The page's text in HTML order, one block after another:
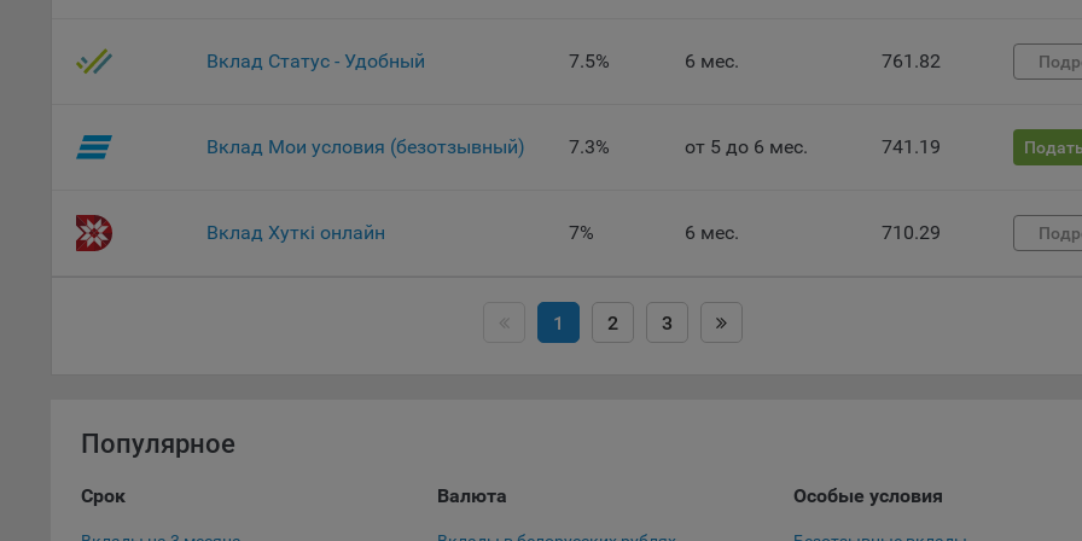
дополнительных функций сайтов, например, для хранения предпочтений
пользователя, в том числе имени пользователя или выбора языка, и для
9.3. Файлы cookie предпочтений, например, для настройки контента.
предпочтениях и позволяют Обществу «запомнить» информацию о
пользователем городе и других местных настройках для того, чтобы
9.4. Аналитические файлы cookie, например Яндекс.Метрика, Google
Данные файлы cookie собирают информацию о том, как пользователь
Благодаря этому у Общества есть возможность составить представление о
тенденциях использования сайта в целом. Общество использует
для анализа трафика на сайтах.
Вклад Статус - Удобный 7.5% 6 мес. 761.82
Вклад Мои условия (безотзывный) 7.3% от 5 до 6 мес. 741.19
Вклад Хуткі онлайн 7% 6 мес. 710.29
1 2 3
Популярное
Срок Валюта Особые условия